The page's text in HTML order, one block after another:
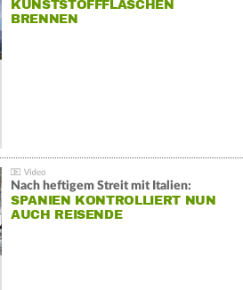
KUNSTSTOFFFLASCHEN
BRENNEN
Nach heftigem Streit mit Italien:
SPANIEN KONTROLLIERT NUN
AUCH REISENDE